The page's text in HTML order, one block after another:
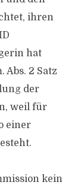
ihren
hat
Abs. 2 Satz
der
weil für
einer
kein